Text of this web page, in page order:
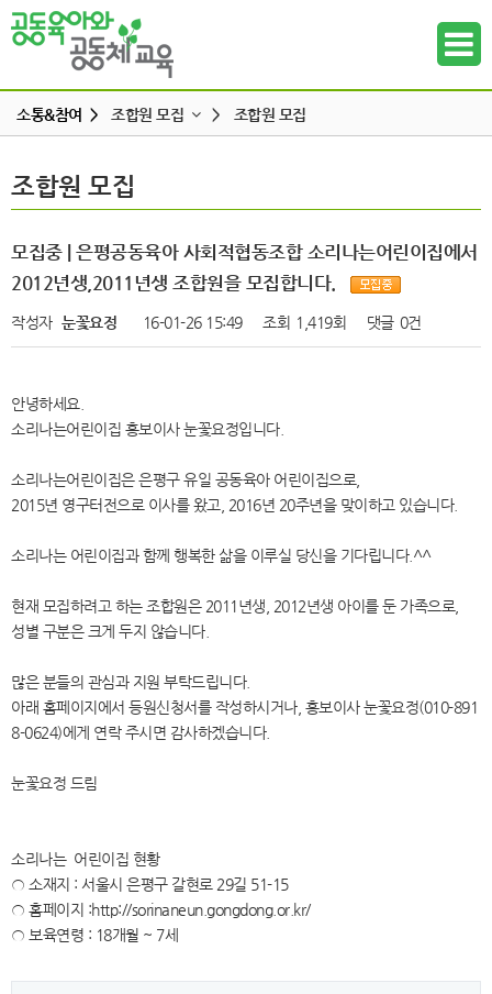
하위메뉴
하위메뉴
소통&참여 > 조합원 모집 >
공동육아 ing
터전 소식
조합원 모집
조합원 모집
모집중 | 은평공동육아 사회적협동조합 소리나는어린이집에서
2012년생,2011년생 조합원을 모집합니다.
작성자 눈꽃요정 16-01-26 15:49 조회 1,419회 댓글 0건
안녕하세요.
소리나는어린이집 홍보이사 눈꽃요정입니다.
소리나는어린이집은 은평구 유일 공동육아 어린이집으로,
2015년 영구터전으로 이사를 왔고, 2016년 20주년을 맞이하고 있습니다.
소리나는 어린이집과 함께 행복한 삶을 이루실 당신을 기다립니다.^^
현재 모집하려고 하는 조합원은 2011년생, 2012년생 아이를 둔 가족으로,
성별 구분은 크게 두지 않습니다.
많은 분들의 관심과 지원 부탁드립니다.
아래 홈페이지에서 등원신청서를 작성하시거나, 홍보이사 눈꽃요정(010-891
8-0624)에게 연락 주시면 감사하겠습니다.
눈꽃요정 드림
소리나는 어린이집 현황
○ 소재지 : 서울시 은평구 갈현로 29길 51-15
○ 홈페이지 :http://sorinaneun.gongdong.or.kr/
○ 보육연령 : 18개월 ~ 7세